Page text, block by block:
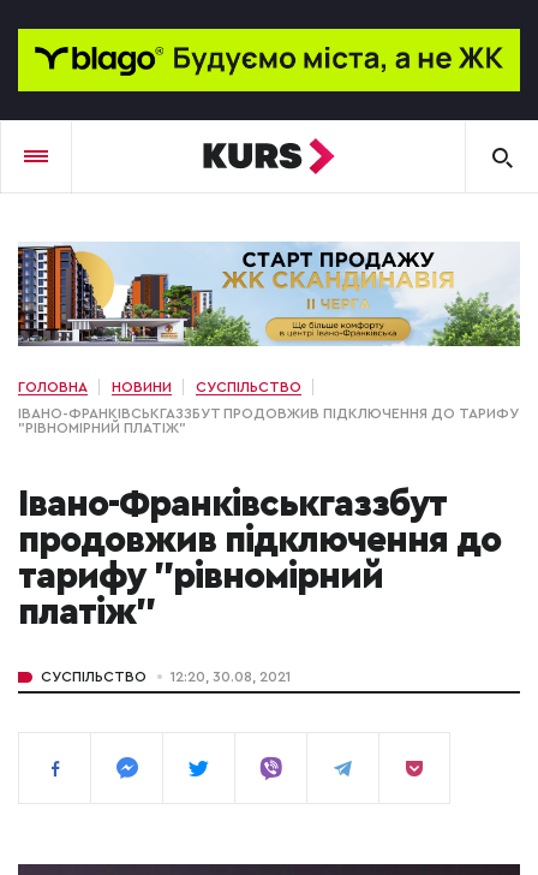
ГОЛОВНА НОВИНИ
СУСПІЛЬСТВО
ІВАНО-ФРАНКІВСЬКГАЗЗБУТ ПРОДОВЖИВ ПІДКЛЮЧЕННЯ ДО ТАРИФУ
"РІВНОМІРНИЙ ПЛАТІЖ"
Івано-Франківськгаззбут
продовжив підключення до
тарифу "рівномірний
платіж"
СУСПІЛЬСТВО 12:20, 30.08, 2021